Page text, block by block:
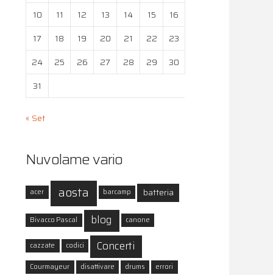
10
11 12 13 14 15
16
17
18 19 20 21 22
23
24
25 26 27 28 29
30
31
« Set
Nuvolame vario
acer aosta barcamp batteria
Bivacco Pascal blog canone
cazzate codici Concerti
Courmayeur disattivare drums
errori